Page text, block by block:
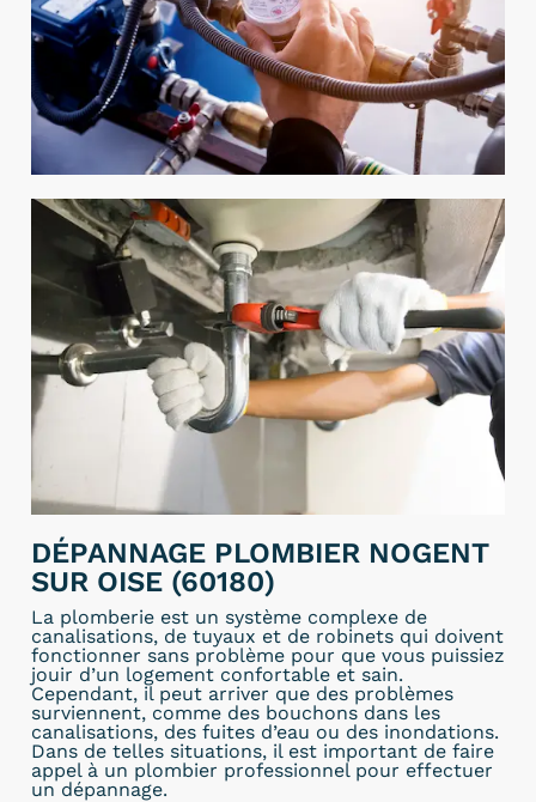
DÉPANNAGE PLOMBIER NOGENT
SUR OISE (60180)
La plomberie est un système complexe de
canalisations, de tuyaux et de robinets qui doivent
fonctionner sans problème pour que vous puissiez
jouir d’un logement confortable et sain.
Cependant, il peut arriver que des problèmes
surviennent, comme des bouchons dans les
canalisations, des fuites d’eau ou des inondations.
Dans de telles situations, il est important de faire
appel à un plombier professionnel pour effectuer
un dépannage.